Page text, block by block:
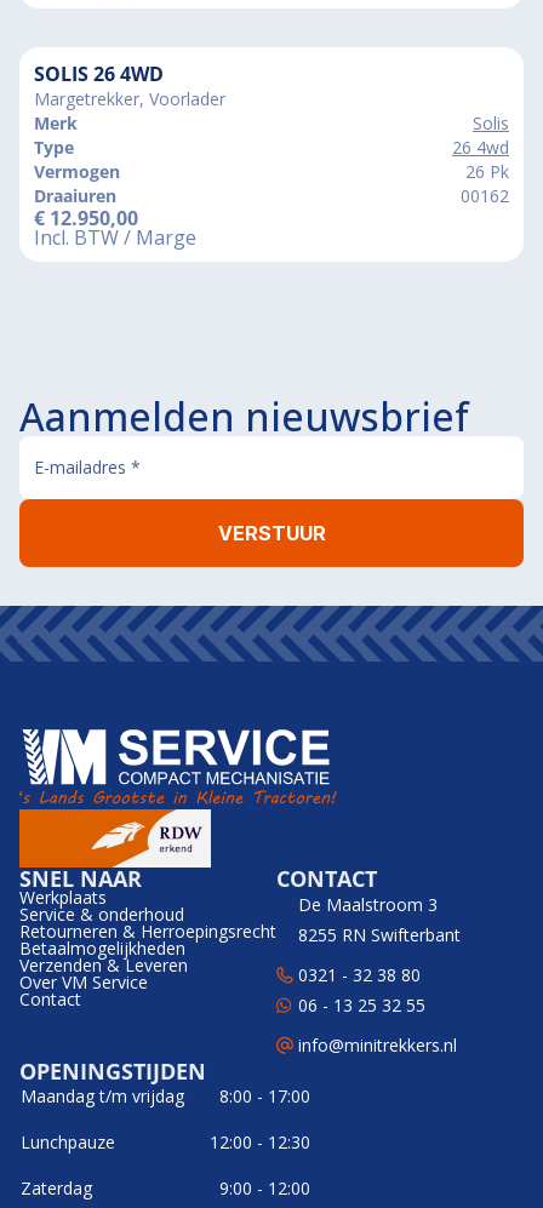
SOLIS 26 4WD
Margetrekker, Voorlader
Merk
Solis
Type
26 4wd
Vermogen
26 Pk
Draaiuren
00162
€ 12.950,00
Incl. BTW / Marge
Aanmelden nieuwsbrief
SNEL NAAR
Werkplaats
Service & onderhoud
Retourneren & Herroepingsrecht
Betaalmogelijkheden
Verzenden & Leveren
Over VM Service
Contact
CONTACT
De Maalstroom 3
8255 RN Swifterbant
0321 - 32 38 80
06 - 13 25 32 55
info@minitrekkers.nl
OPENINGSTIJDEN
Maandag t/m vrijdag
8:00 - 17:00
Lunchpauze
12:00 - 12:30
Zaterdag
9:00 - 12:00